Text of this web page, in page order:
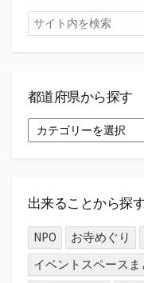
検
索
都道府県から探す
道
ら
す
出来ることから探
NPO お寺めぐり
イベントスペースま